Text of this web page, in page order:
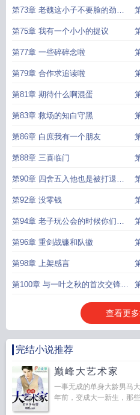
第73章 老魏这小子不要脸的劲有
我当年几分风
第75章 我有一个小小的提议
第77章 一些碎碎念啦
第79章 合作求追读啦
第81章 期待什么啊混蛋
第83章 救场的知白守黑
第86章 白庶我有一个朋友
第88章 三喜临门
第90章 四舍五入他也是被打退役
的
第92章 没零钱
第94章 老子玩公会的时候你们会
长还在活泥巴
第96章 重剑战镰和队徽
第98章 上架感言
第100章 与一叶之秋的首次交锋求
查看更多
完结小说推荐
巅峰大艺术家
一事无成的单身大龄男马
年前，变成大一新生，那